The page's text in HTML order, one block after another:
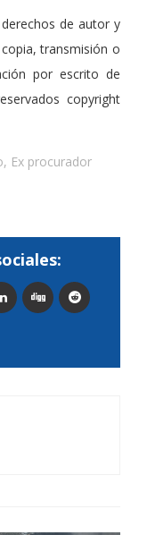
de autor y
transmisión o
por escrito de
copyright
, Ex procurador